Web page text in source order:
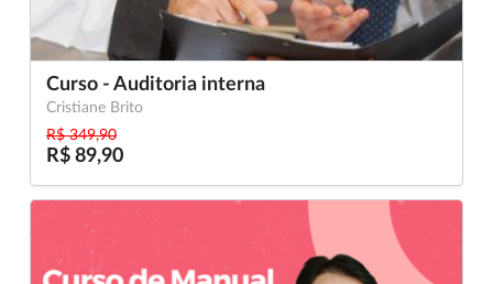
Curso - Auditoria interna
Cristiane Brito
R$ 349,90
R$ 89,90